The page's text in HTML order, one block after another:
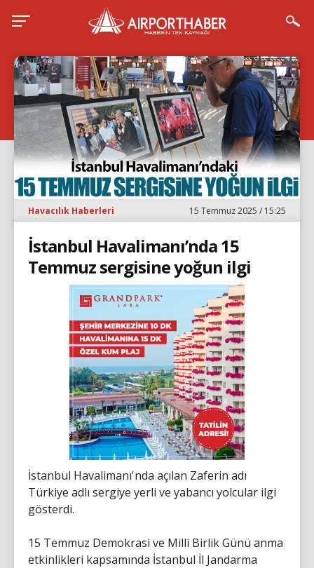
Havacılık Haberleri 15 Temmuz 2025 / 15:25
İstanbul Havalimanı’nda 15
Temmuz sergisine yoğun ilgi
İstanbul Havalimanı'nda açılan Zaferin adı
Türkiye adlı sergiye yerli ve yabancı yolcular ilgi
gösterdi.
15 Temmuz Demokrasi ve Milli Birlik Günü anma
etkinlikleri kapsamında İstanbul İl Jandarma